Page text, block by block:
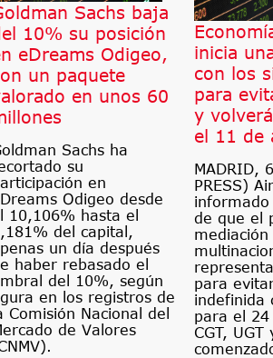
Sachs baja
10% su posición
eDreams Odigeo,
un paquete
en unos 60
Sachs ha
su
en
Odigeo desde
10,106% hasta el
del capital,
un día después
haber rebasado el
del 10%, según
en los registros de
Comisión Nacional del
de Valores
inicia
con los
para
y
el 11 de
MADRID,
PRESS)
de que el
para
indefinida
para el
CGT,